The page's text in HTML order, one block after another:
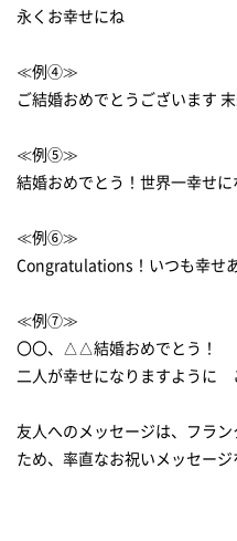
永くお幸せにね
≪例④≫
ご結婚おめでとうございます
≪例⑤≫
結婚おめでとう！世界一幸せに
≪例⑥≫
Congratulations！いつも幸せ
≪例⑦≫
〇〇、△△結婚おめでとう！
二人が幸せになりますように
友人へのメッセージは、フラ
ため、率直なお祝いメッセージ